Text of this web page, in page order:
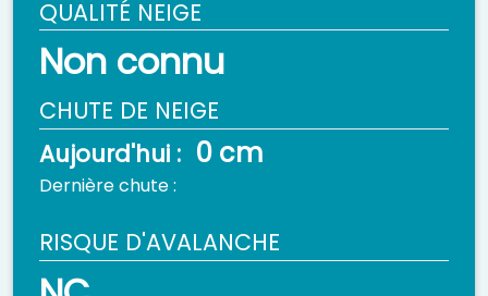
QUALITÉ NEIGE
Non connu
CHUTE DE NEIGE
Aujourd'hui : 0 cm
Dernière chute :
RISQUE D'AVALANCHE